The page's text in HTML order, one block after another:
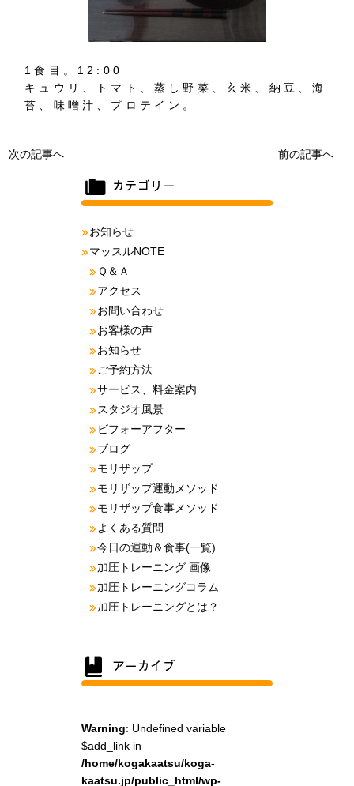
1食目。12:00
キュウリ、トマト、蒸し野菜、玄米、納豆、海
苔、味噌汁、プロテイン。
次の記事へ 前の記事へ
お知らせ
マッスルNOTE
Ｑ＆Ａ
アクセス
お問い合わせ
お客様の声
お知らせ
ご予約方法
サービス、料金案内
スタジオ風景
ビフォーアフター
ブログ
モリザップ
モリザップ運動メソッド
モリザップ食事メソッド
よくある質問
今日の運動＆食事(一覧)
加圧トレーニング 画像
加圧トレーニングコラム
加圧トレーニングとは？
Warning: Undefined variable
$add_link in
/home/kogakaatsu/koga-
kaatsu.jp/public_html/wp-